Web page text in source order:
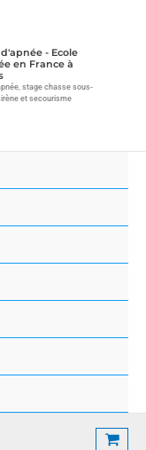
- Ecole
en France à
stage chasse sous-
et secourisme